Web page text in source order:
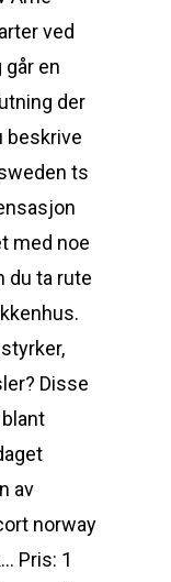
ved
en
der
beskrive
ts
med noe
du ta rute
Disse
av
norway
Pris: 1